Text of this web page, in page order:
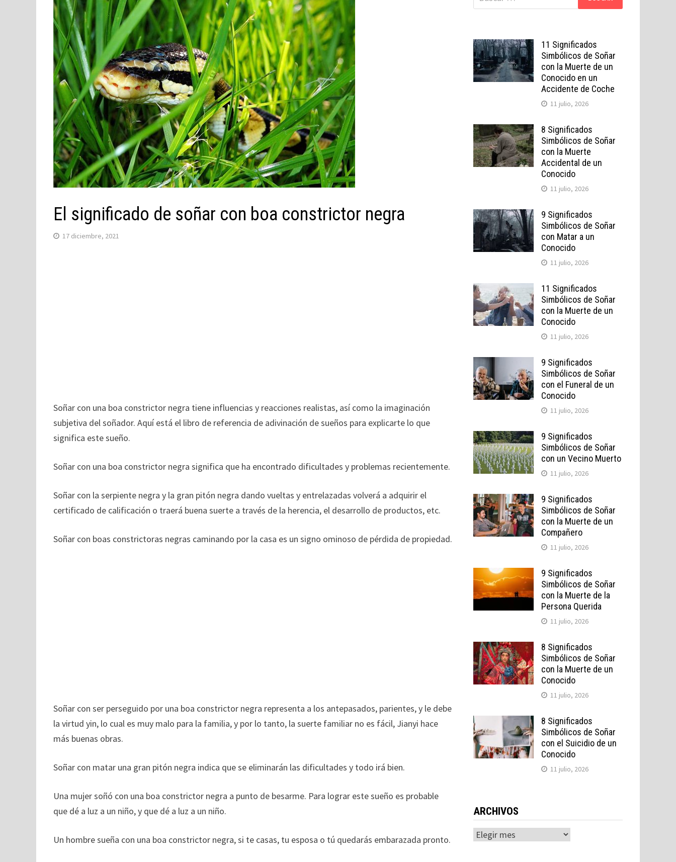
El significado de soñar con boa constrictor negra
17 diciembre, 2021
Soñar con una boa constrictor negra tiene influencias y reacciones realistas, así como la imaginación
subjetiva del soñador. Aquí está el libro de referencia de adivinación de sueños para explicarte lo que
significa este sueño.
Soñar con una boa constrictor negra significa que ha encontrado dificultades y problemas recientemente.
Soñar con la serpiente negra y la gran pitón negra dando vueltas y entrelazadas volverá a adquirir el
certificado de calificación o traerá buena suerte a través de la herencia, el desarrollo de productos, etc.
Soñar con boas constrictoras negras caminando por la casa es un signo ominoso de pérdida de propiedad.
Soñar con ser perseguido por una boa constrictor negra representa a los antepasados, parientes, y le debe
la virtud yin, lo cual es muy malo para la familia, y por lo tanto, la suerte familiar no es fácil, Jianyi hace
más buenas obras.
Soñar con matar una gran pitón negra indica que se eliminarán las dificultades y todo irá bien.
Una mujer soñó con una boa constrictor negra a punto de besarme. Para lograr este sueño es probable
que dé a luz a un niño, y que dé a luz a un niño.
Un hombre sueña con una boa constrictor negra, si te casas, tu esposa o tú quedarás embarazada pronto.
11 Significados
Simbólicos de Soñar
con la Muerte de un
Conocido en un
Accidente de Coche
11 julio, 2026
8 Significados
Simbólicos de Soñar
con la Muerte
Accidental de un
Conocido
11 julio, 2026
9 Significados
Simbólicos de Soñar
con Matar a un
Conocido
11 julio, 2026
11 Significados
Simbólicos de Soñar
con la Muerte de un
Conocido
11 julio, 2026
9 Significados
Simbólicos de Soñar
con el Funeral de un
Conocido
11 julio, 2026
9 Significados
Simbólicos de Soñar
con un Vecino Muerto
11 julio, 2026
9 Significados
Simbólicos de Soñar
con la Muerte de un
Compañero
11 julio, 2026
9 Significados
Simbólicos de Soñar
con la Muerte de la
Persona Querida
11 julio, 2026
8 Significados
Simbólicos de Soñar
con la Muerte de un
Conocido
11 julio, 2026
8 Significados
Simbólicos de Soñar
con el Suicidio de un
Conocido
11 julio, 2026
ARCHIVOS
Archivos